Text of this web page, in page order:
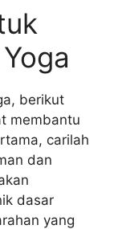
berikut
membantu
carilah
dan
dasar
yang